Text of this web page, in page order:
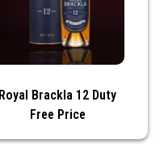
Royal Brackla 12 Duty
Free Price